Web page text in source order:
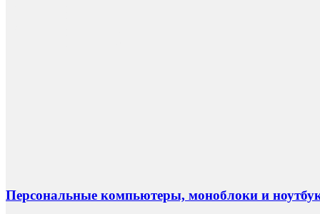
Персональные компьютеры, моноблоки и